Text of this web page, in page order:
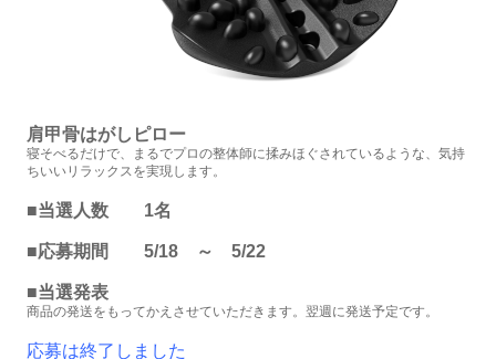
肩甲骨はがしピロー
寝そべるだけで、まるでプロの整体師に揉みほぐされているような、気持
ちいいリラックスを実現します。
■当選人数 1名
■応募期間 5/18 ～ 5/22
■当選発表
商品の発送をもってかえさせていただきます。翌週に発送予定です。
応募は終了しました